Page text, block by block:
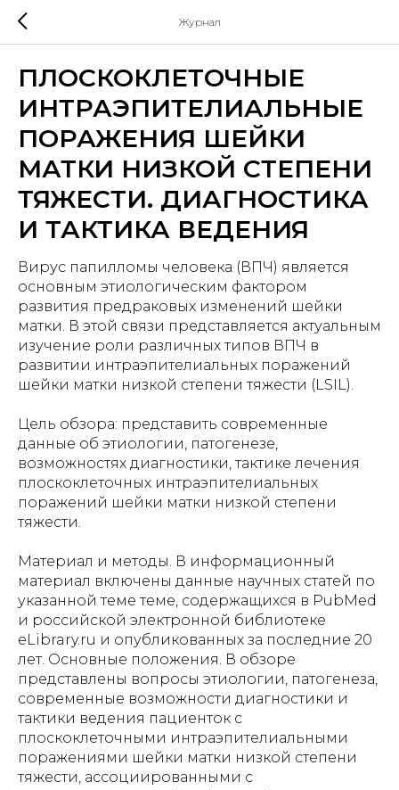
Журнал
ПЛОСКОКЛЕТОЧНЫЕ
ИНТРАЭПИТЕЛИАЛЬНЫЕ
ПОРАЖЕНИЯ ШЕЙКИ
МАТКИ НИЗКОЙ СТЕПЕНИ
ТЯЖЕСТИ. ДИАГНОСТИКА
И ТАКТИКА ВЕДЕНИЯ
Вирус папилломы человека (ВПЧ) является
основным этиологическим фактором
развития предраковых изменений шейки
матки. В этой связи представляется актуальным
изучение роли различных типов ВПЧ в
развитии интраэпителиальных поражений
шейки матки низкой степени тяжести (LSIL).
Цель обзора: представить современные
данные об этиологии, патогенезе,
возможностях диагностики, тактике лечения
плоскоклеточных интраэпителиальных
поражений шейки матки низкой степени
тяжести.
Материал и методы. В информационный
материал включены данные научных статей по
указанной теме теме, содержащихся в PubMed
и российской электронной библиотеке
eLibrary.ru и опубликованных за последние 20
лет. Основные положения. В обзоре
представлены вопросы этиологии, патогенеза,
современные возможности диагностики и
тактики ведения пациенток с
плоскоклеточными интраэпителиальными
поражениями шейки матки низкой степени
тяжести, ассоциированными с